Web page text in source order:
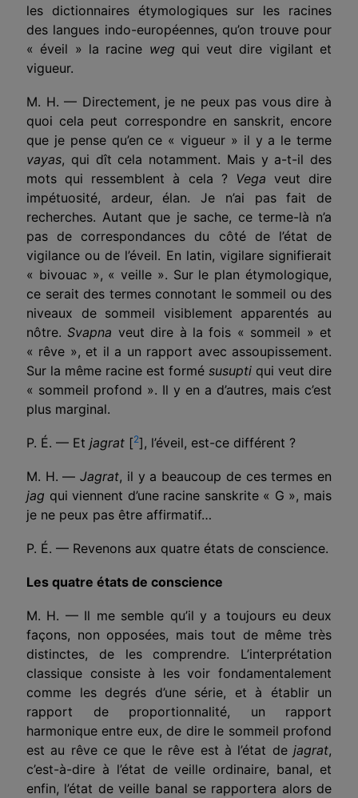
les dictionnaires étymologiques sur les racines
des langues indo-européennes, qu’on trouve pour
« éveil » la racine weg qui veut dire vigilant et
vigueur.
M. H. — Directement, je ne peux pas vous dire à
quoi cela peut correspondre en sanskrit, encore
que je pense qu’en ce « vigueur » il y a le terme
vayas, qui dît cela notamment. Mais y a-t-il des
mots qui ressemblent à cela ? Vega veut dire
impétuosité, ardeur, élan. Je n’ai pas fait de
recherches. Autant que je sache, ce terme-là n’a
pas de correspondances du côté de l’état de
vigilance ou de l’éveil. En latin, vigilare signifierait
« bivouac », « veille ». Sur le plan étymologique,
ce serait des termes connotant le sommeil ou des
niveaux de sommeil visiblement apparentés au
nôtre.Svapna veut dire à la fois « sommeil » et
« rêve », et il a un rapport avec assoupissement.
Sur la même racine est formé susupti qui veut dire
« sommeil profond ». Il y en a d’autres, mais c’est
plus marginal.
P. É. — Et jagrat [2], l’éveil, est-ce différent ?
M. H. —Jagrat, il y a beaucoup de ces termes en
jag qui viennent d’une racine sanskrite « G », mais
je ne peux pas être affirmatif…
P. É. — Revenons aux quatre états de conscience.
Les quatre états de conscience
M. H. — Il me semble qu’il y a toujours eu deux
façons, non opposées, mais tout de même très
distinctes, de les comprendre. L’interprétation
classique consiste à les voir fondamentalement
comme les degrés d’une série, et à établir un
rapport de proportionnalité, un rapport
harmonique entre eux, de dire le sommeil profond
est au rêve ce que le rêve est à l’état de jagrat,
c’est-à-dire à l’état de veille ordinaire, banal, et
enfin, l’état de veille banal se rapportera alors de